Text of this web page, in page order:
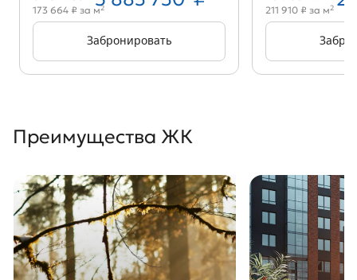
173 664 ₽ за м2
Забронировать
211 910 ₽ за м2
Преимущества ЖК